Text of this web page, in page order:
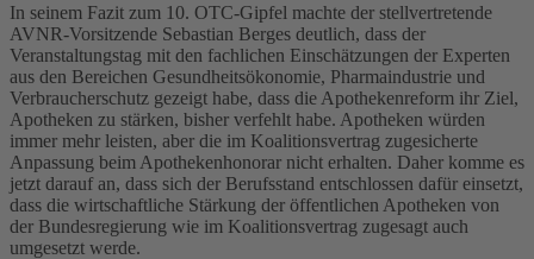
In seinem Fazit zum 10. OTC-Gipfel machte der stellvertretende
AVNR-Vorsitzende Sebastian Berges deutlich, dass der
Veranstaltungstag mit den fachlichen Einschätzungen der Experten
aus den Bereichen Gesundheitsökonomie, Pharmaindustrie und
Verbraucherschutz gezeigt habe, dass die Apothekenreform ihr Ziel,
Apotheken zu stärken, bisher verfehlt habe. Apotheken würden
immer mehr leisten, aber die im Koalitionsvertrag zugesicherte
Anpassung beim Apothekenhonorar nicht erhalten. Daher komme es
jetzt darauf an, dass sich der Berufsstand entschlossen dafür einsetzt,
dass die wirtschaftliche Stärkung der öffentlichen Apotheken von
der Bundesregierung wie im Koalitionsvertrag zugesagt auch
umgesetzt werde.